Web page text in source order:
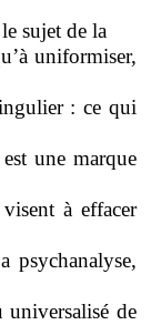
sujet de la
uniformiser,
: ce qui
une marque
à effacer
psychanalyse,
de